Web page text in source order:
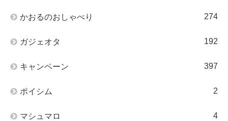
かおるのおしゃべり 274
ガジェオタ 192
キャンペーン 397
ポイシム 2
マシュマロ 4